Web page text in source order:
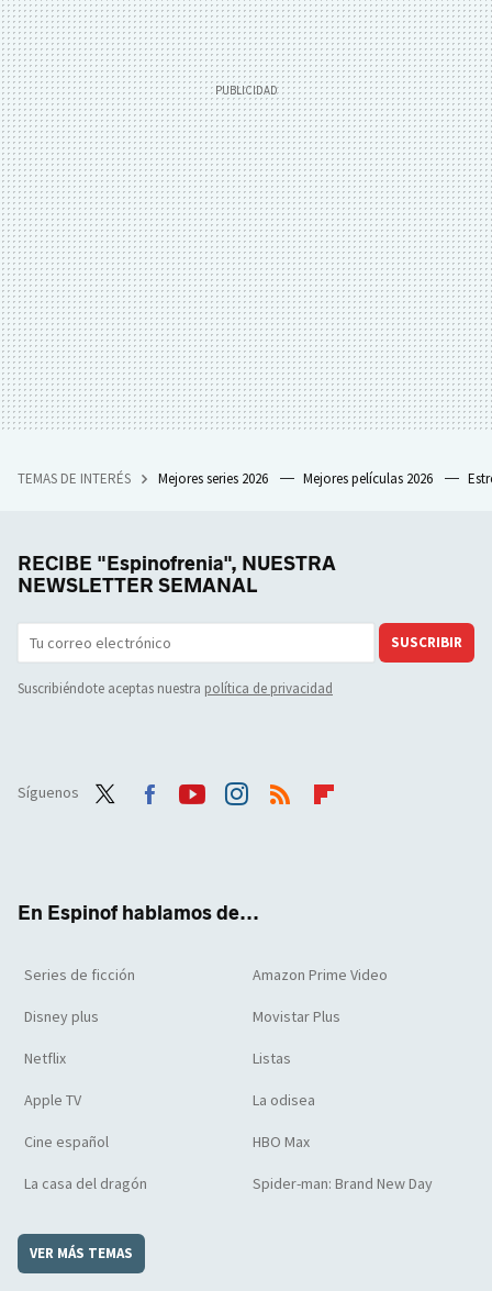
TEMAS DE INTERÉS Mejores series 2026 Mejores películas 2026
RECIBE "Espinofrenia", NUESTRA
NEWSLETTER SEMANAL
SUSCRIBIR
Suscribiéndote aceptas nuestra política de privacidad
Síguenos
En Espinof hablamos de...
Series de ficción Amazon Prime Video
Disney plus Movistar Plus
Netflix Listas
Apple TV La odisea
Cine español HBO Max
La casa del dragón Spider-man: Brand New Day
VER MÁS TEMAS